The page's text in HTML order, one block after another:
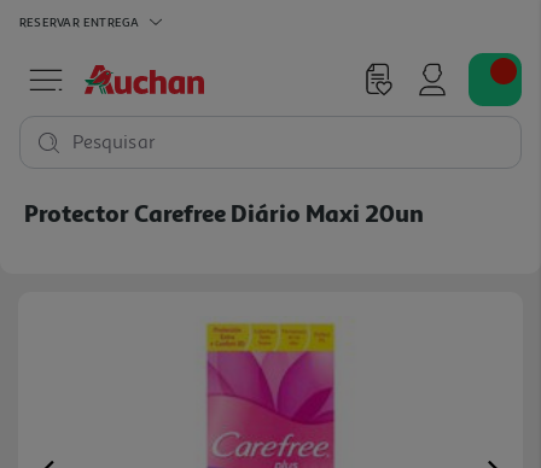
RESERVAR ENTREGA
Pesquisar
Protector Carefree Diário Maxi 20un